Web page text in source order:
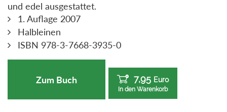
und edel ausgestattet.
1. Auflage 2007
Halbleinen
ISBN 978-3-7668-3935-0
Zum Buch 7,95 Euro
In den Warenkorb